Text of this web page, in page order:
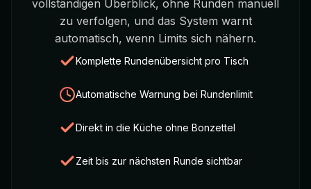
vollständigen Überblick, ohne Runden manuell
zu verfolgen, und das System warnt
automatisch, wenn Limits sich nähern.
Komplette Rundenübersicht pro Tisch
Automatische Warnung bei Rundenlimit
Direkt in die Küche ohne Bonzettel
Zeit bis zur nächsten Runde sichtbar